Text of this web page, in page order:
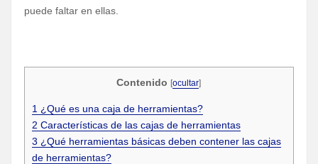
puede faltar en ellas.
Contenido [ocultar]
1 ¿Qué es una caja de herramientas?
2 Características de las cajas de herramientas
3 ¿Qué herramientas básicas deben contener las cajas
de herramientas?